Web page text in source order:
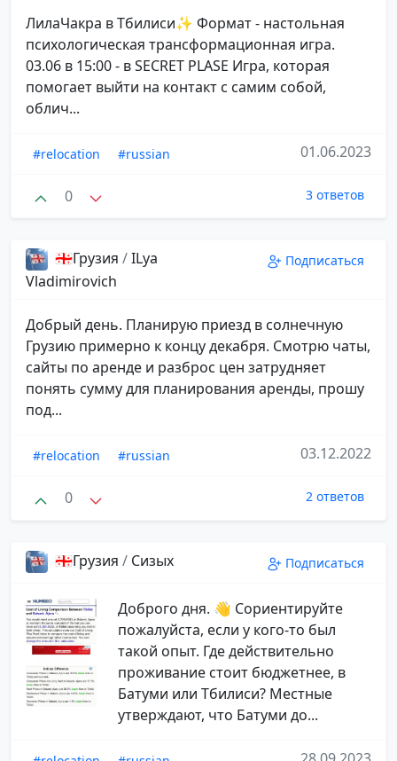
ЛилаЧакра в Тбилиси✨ Формат - настольная
психологическая трансформационная игра.
03.06 в 15:00 - в SECRET PLASE Игра, которая
помогает выйти на контакт с самим собой,
облич...
#relocation #russian 01.06.2023
0 3 ответов
🇬🇪Грузия /ILya
Vladimirovich
Подписаться
Добрый день. Планирую приезд в солнечную
Грузию примерно к концу декабря. Смотрю чаты,
сайты по аренде и разброс цен затрудняет
понять сумму для планирования аренды, прошу
под...
#relocation #russian 03.12.2022
0 2 ответов
🇬🇪Грузия / Сизых Подписаться
Доброго дня. 👋 Сориентируйте
пожалуйста, если у кого-то был
такой опыт. Где действительно
проживание стоит бюджетнее, в
Батуми или Тбилиси? Местные
утверждают, что Батуми до...